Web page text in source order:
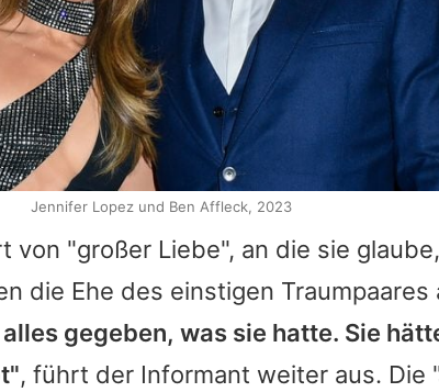
von "großer Liebe", an die sie
die Ehe des einstigen Traumpaares
gegeben, was sie hatte. Sie
, führt der Informant weiter aus. Die
Jennifer Lopez und Ben Affleck, 2023